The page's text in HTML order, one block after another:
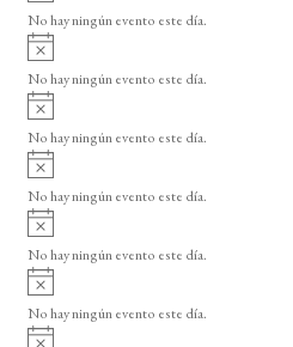
v
e
n
t
o
s
o
v
i
o
No hay ningún evento este día.
A
v
i
o
No hay ningún evento este día.
A
v
i
o
No hay ningún evento este día.
A
v
i
o
No hay ningún evento este día.
A
v
i
o
No hay ningún evento este día.
A
v
i
No hay ningún evento este día.
A